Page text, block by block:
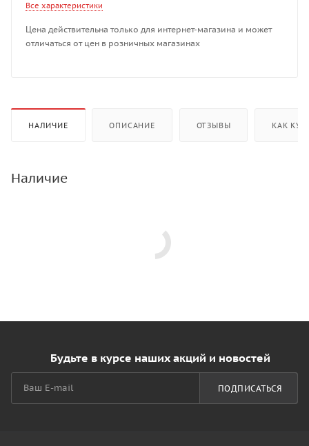
Все характеристики
Цена действительна только для интернет-магазина и может
отличаться от цен в розничных магазинах
НАЛИЧИЕ ОПИСАНИЕ ОТЗЫВЫ КАК
Наличие
Будьте в курсе наших акций и новостей
ПОДПИСАТЬСЯ